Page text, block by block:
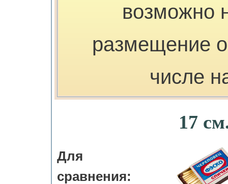
возможно
размещение
числе
Для
сравнения:
17